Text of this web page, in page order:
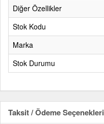
Diğer Özellikler
Stok Kodu
Marka
Stok Durumu
Taksit / Ödeme Seçenekleri